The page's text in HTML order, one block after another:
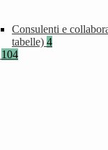
Consulenti e
tabelle) 4
104